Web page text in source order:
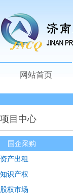
网站首页
项目中心
国企采购
资产出租
知识产权
股权市场